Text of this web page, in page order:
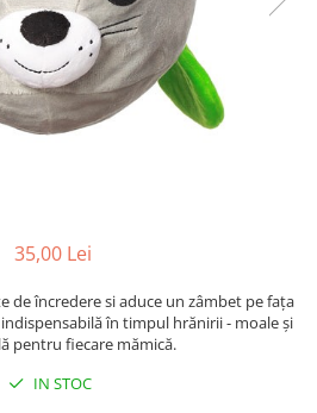
50x70
35,00 Lei
de încredere si aduce un zâmbet pe fața
în timpul hrănirii - moale și
pentru fiecare mămică.
IN STOC